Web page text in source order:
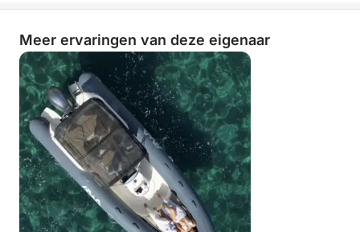
Meer ervaringen van deze eigenaar